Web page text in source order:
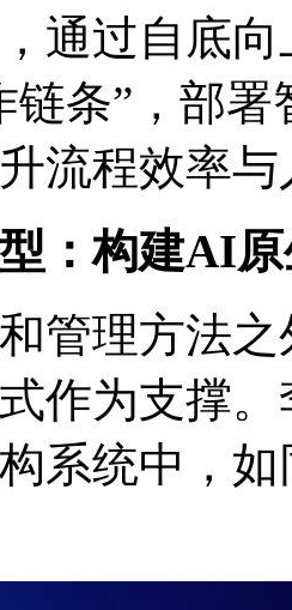
，通过自
条”，
升流程效率
：构建AI
管理方法之
作为支撑。
统中，